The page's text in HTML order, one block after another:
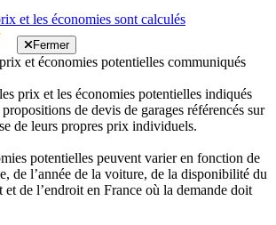
et les économies sont calculés
Fermer
et économies potentielles communiqués
prix et les économies potentielles indiqués
de devis de garages référencés sur
de leurs propres prix individuels.
potentielles peuvent varier en fonction de
de l’année de la voiture, de la disponibilité du
et de l’endroit en France où la demande doit